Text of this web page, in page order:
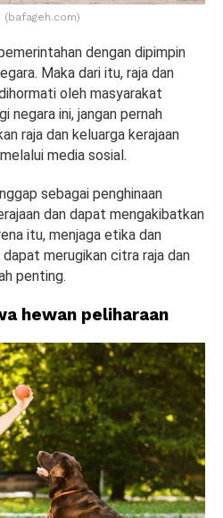
(bafageh.com)
dengan dipimpin
Maka dari itu, raja dan
oleh masyarakat
negara ini, jangan pernah
raja dan keluarga kerajaan
media sosial.
sebagai penghinaan
dan dapat mengakibatkan
itu, menjaga etika dan
merugikan citra raja dan
penting.
hewan peliharaan